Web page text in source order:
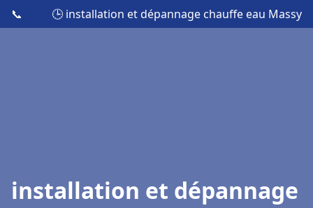
📞 🕒 installation et dépannage chauffe eau Massy
installation et dépannage